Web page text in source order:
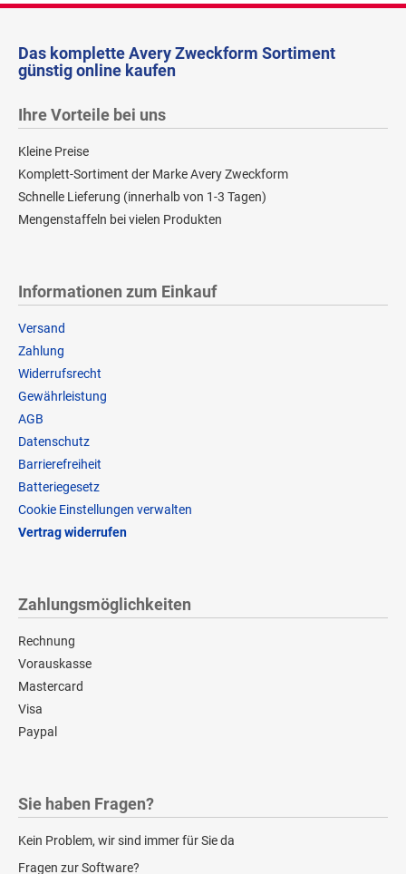
Das komplette Avery Zweckform Sortiment
günstig online kaufen
Ihre Vorteile bei uns
Kleine Preise
Komplett-Sortiment der Marke Avery Zweckform
Schnelle Lieferung (innerhalb von 1-3 Tagen)
Mengenstaffeln bei vielen Produkten
Informationen zum Einkauf
Versand
Zahlung
Widerrufsrecht
Gewährleistung
AGB
Datenschutz
Barrierefreiheit
Batteriegesetz
Cookie Einstellungen verwalten
Vertrag widerrufen
Zahlungsmöglichkeiten
Rechnung
Vorauskasse
Mastercard
Visa
Paypal
Sie haben Fragen?
Kein Problem, wir sind immer für Sie da
Fragen zur Software?